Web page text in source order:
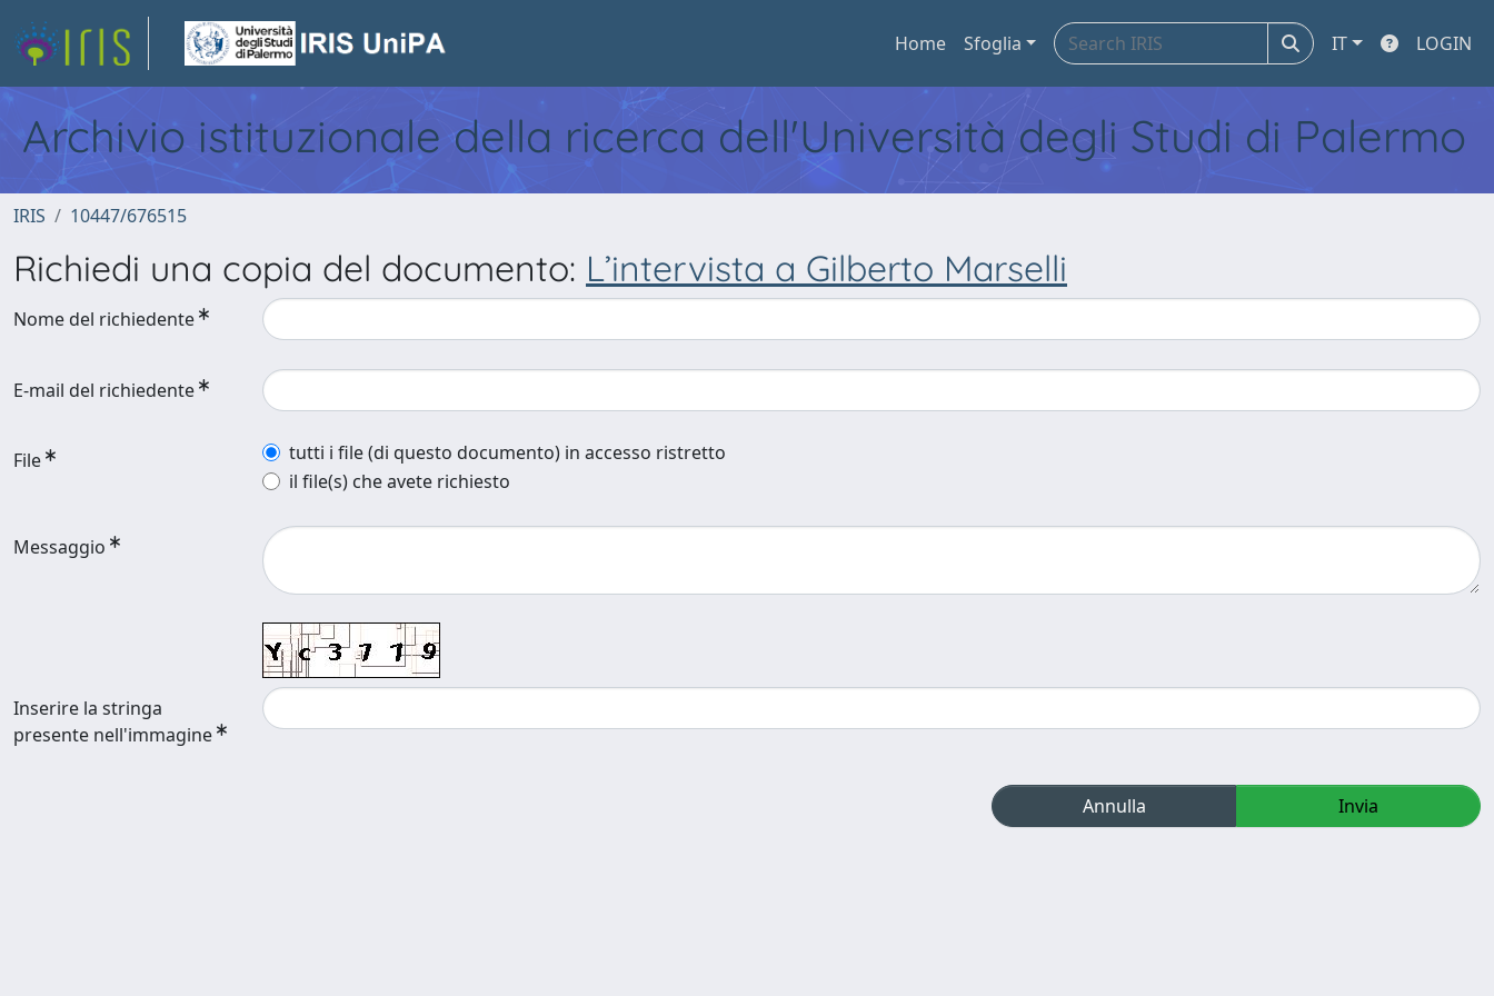
Home Sfoglia IT LOGIN
Archivio istituzionale della ricerca dell'Università degli Studi di Palermo
IRIS 10447/676515
Richiedi una copia del documento: L’intervista a Gilberto Marselli
Nome del richiedente
E-mail del richiedente
File
tutti i file (di questo documento) in accesso ristretto
il file(s) che avete richiesto
Messaggio
Inserire la stringa
presente nell'immagine
Annulla Invia